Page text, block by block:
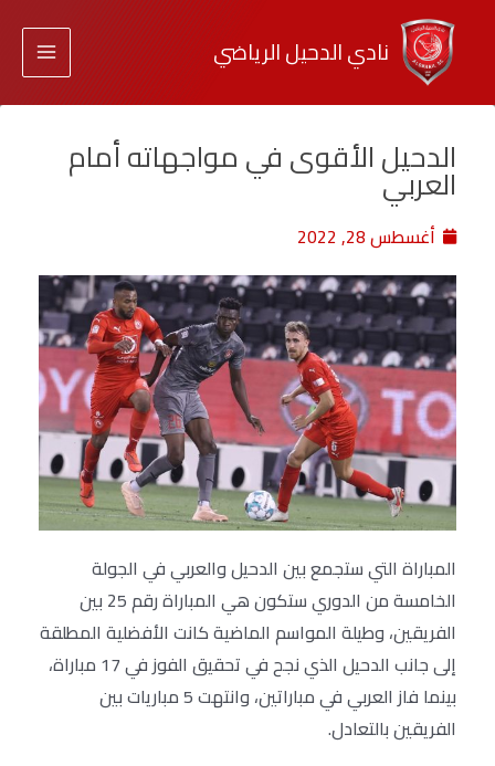
نادي الدحيل الرياضي
الدحيل الأقوى في مواجهاته أمام
العربي
أغسطس 28, 2022
المباراة التي ستجمع بين الدحيل والعربي في الجولة
الخامسة من الدوري ستكون هي المباراة رقم 25 بين
الفريقين، وطيلة المواسم الماضية كانت الأفضلية المطلقة
إلى جانب الدحيل الذي نجح في تحقيق الفوز في 17 مباراة،
بينما فاز العربي في مباراتين، وانتهت 5 مباريات بين
الفريقين بالتعادل.